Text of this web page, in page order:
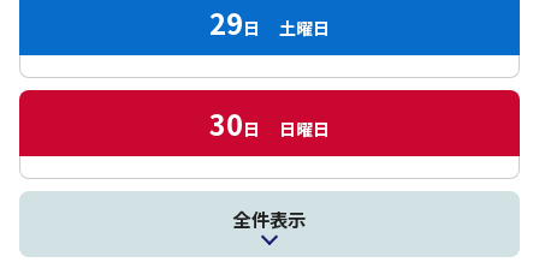
29日 土曜日
30日 日曜日
全件表示